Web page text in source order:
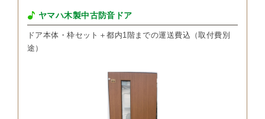
ヤマハ木製中古防音ドア
ドア本体・枠セット＋都内1階までの運送費込（取付費別
途）